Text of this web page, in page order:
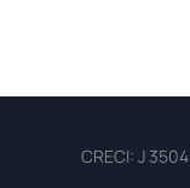
CRECI: J 3504